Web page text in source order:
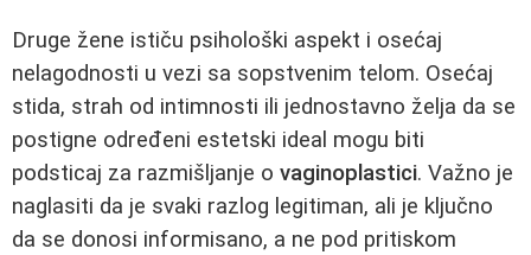
Druge žene ističu psihološki aspekt i osećaj
nelagodnosti u vezi sa sopstvenim telom. Osećaj
stida, strah od intimnosti ili jednostavno želja da se
postigne određeni estetski ideal mogu biti
podsticaj za razmišljanje o vaginoplastici. Važno je
naglasiti da je svaki razlog legitiman, ali je ključno
da se donosi informisano, a ne pod pritiskom